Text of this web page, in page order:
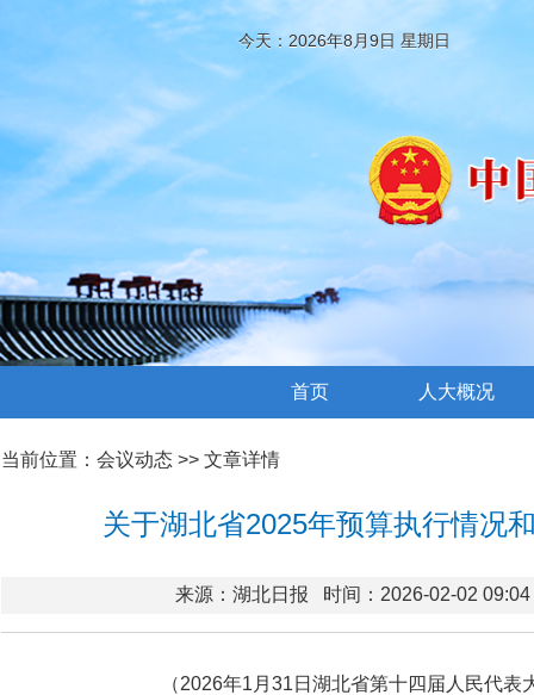
今天：2026年8月9日 星期日
首页 人大概况
当前位置： 会议动态 >> 文章详情
关于湖北省2025年预算执行情况
来源：湖北日报 时间：2026-02-02 09:04
（2026年1月31日湖北省第十四届人民代表